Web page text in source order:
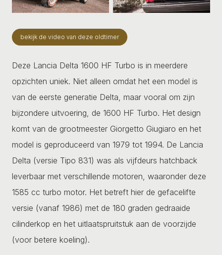
bekijk de video van deze oldtimer
Deze Lancia Delta 1600 HF Turbo is in meerdere
opzichten uniek. Niet alleen omdat het een model is
van de eerste generatie Delta, maar vooral om zijn
bijzondere uitvoering, de 1600 HF Turbo. Het design
komt van de grootmeester Giorgetto Giugiaro en het
model is geproduceerd van 1979 tot 1994. De Lancia
Delta (versie Tipo 831) was als vijfdeurs hatchback
leverbaar met verschillende motoren, waaronder deze
1585 cc turbo motor. Het betreft hier de gefacelifte
versie (vanaf 1986) met de 180 graden gedraaide
cilinderkop en het uitlaatspruitstuk aan de voorzijde
(voor betere koeling).